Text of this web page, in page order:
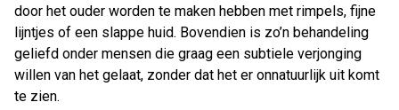
door het ouder worden te maken hebben met rimpels, fijne
lijntjes of een slappe huid. Bovendien is zo’n behandeling
geliefd onder mensen die graag een subtiele verjonging
willen van het gelaat, zonder dat het er onnatuurlijk uit komt
te zien.